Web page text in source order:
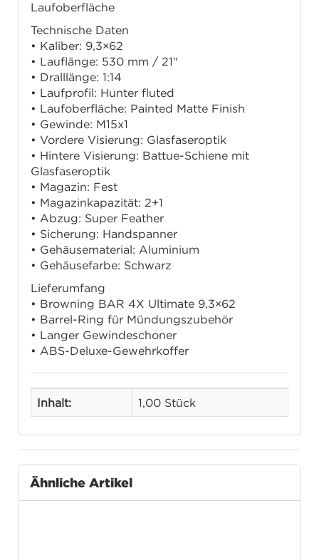
Laufoberfläche
Technische Daten
• Kaliber: 9,3×62
• Lauflänge: 530 mm / 21"
• Dralllänge: 1:14
• Laufprofil: Hunter fluted
• Laufoberfläche: Painted Matte Finish
• Gewinde: M15x1
• Vordere Visierung: Glasfaseroptik
• Hintere Visierung: Battue-Schiene mit
Glasfaseroptik
• Magazin: Fest
• Magazinkapazität: 2+1
• Abzug: Super Feather
• Sicherung: Handspanner
• Gehäusematerial: Aluminium
• Gehäusefarbe: Schwarz
Lieferumfang
• Browning BAR 4X Ultimate 9,3×62
• Barrel-Ring für Mündungszubehör
• Langer Gewindeschoner
• ABS-Deluxe-Gewehrkoffer
Inhalt: 1,00 Stück
Ähnliche Artikel